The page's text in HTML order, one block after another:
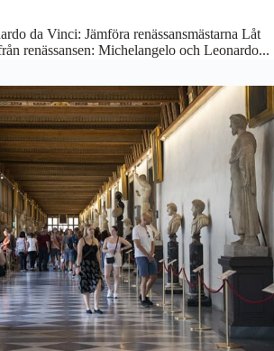
da Vinci: Jämföra renässansmästarna Låt
renässansen: Michelangelo och Leonardo...